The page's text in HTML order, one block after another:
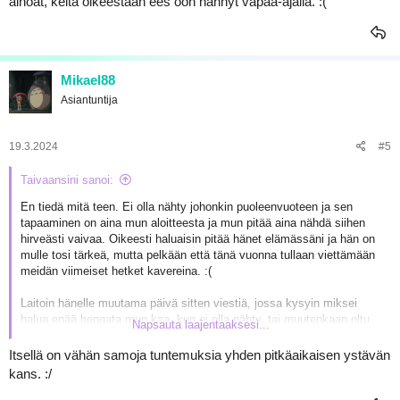
Mikael88
Asiantuntija
19.3.2024 #5
Taivaansini sanoi:
En tiedä mitä teen. Ei olla nähty johonkin puoleenvuoteen ja sen
tapaaminen on aina mun aloitteesta ja mun pitää aina nähdä siihen
hirveästi vaivaa. Oikeesti haluaisin pitää hänet elämässäni ja hän on
mulle tosi tärkeä, mutta pelkään että tänä vuonna tullaan viettämään
meidän viimeiset hetket kavereina. :(
Laitoin hänelle muutama päivä sitten viestiä, jossa kysyin miksei
halua enää hengata mun kaa, kun ei olla nähty, tai muutenkaan oltu
yhteyksissä ja vastas, että on ollut paljon kaikkea niin kaverit ja muut
jutut jääneet vähemmälle, mutta ei tarkotuksella just mä (ja yks
toinen meidän kaveri) mutta kun se kuitenkin näkee just niitä muita
kavereita ja selitti myös että ei olla meidän wa-ryhmässä juteltu
Napsauta laajentaaksesi...
Itsellä on vähän samoja tuntemuksia yhden pitkäaikaisen ystävän
kans. :/